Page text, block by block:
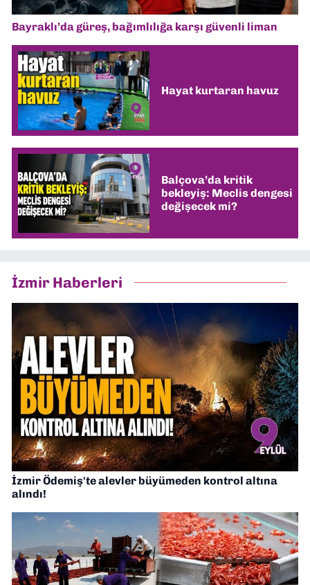
Bayraklı’da güreş, bağımlılığa karşı güvenli liman
Hayat kurtaran havuz
Balçova’da kritik
bekleyiş: Meclis dengesi
değişecek mi?
İzmir Haberleri
İzmir Ödemiş'te alevler büyümeden kontrol altına
alındı!